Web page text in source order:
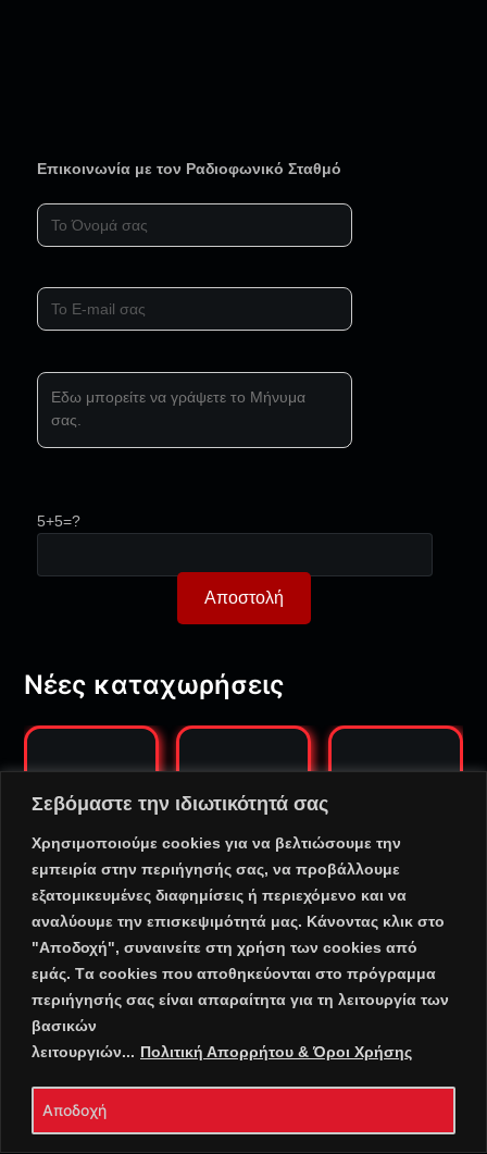
Σεβόμαστε την ιδιωτικότητά σας
Χρησιμοποιούμε cookies για να βελτιώσουμε την
εμπειρία στην περιήγησής σας, να προβάλλουμε
εξατομικευμένες διαφημίσεις ή περιεχόμενο και να
αναλύουμε την επισκεψιμότητά μας. Κάνοντας κλικ στο
"Αποδοχή", συναινείτε στη χρήση των cookies από
εμάς. Tα cookies που αποθηκεύονται στο πρόγραμμα
περιήγησής σας είναι απαραίτητα για τη λειτουργία των
βασικών
λειτουργιών... Πολιτική Απορρήτου & Όροι Χρήσης
Αποδοχή
Επικοινωνία με τον Ραδιοφωνικό Σταθμό
5+5=?
Νέες καταχωρήσεις
RADIO SMILE
RADIO PAGAS
HTIKOS
PENTAGRAM
MO RADIO
⠀•⠀Πολιτική Απορρήτου & Όροι Χρήσης⠀•⠀Cookie
Warnings⠀•⠀Επικοινωνία – E-mail